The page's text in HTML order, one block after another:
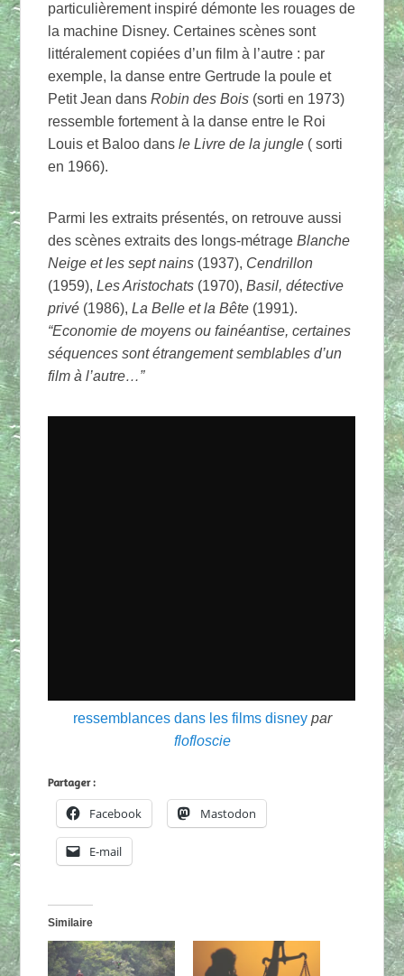
particulièrement inspiré démonte les rouages de
la machine Disney. Certaines scènes sont
littéralement copiées d’un film à l’autre : par
exemple, la danse entre Gertrude la poule et
Petit Jean dansRobin des Bois (sorti en 1973)
ressemble fortement à la danse entre le Roi
Louis et Baloo dansle Livre de la jungle ( sorti
en 1966).
Parmi les extraits présentés, on retrouve aussi
des scènes extraits des longs-métrageBlanche
Neige et les sept nains (1937), Cendrillon
(1959),Les Aristochats (1970),Basil, détective
privé (1986),La Belle et la Bête (1991).
“Economie de moyens ou fainéantise, certaines
séquences sont étrangement semblables d’un
film à l’autre…”
ressemblances dans les films disney par
flofloscie
Partager :
Facebook Mastodon
E-mail
Similaire